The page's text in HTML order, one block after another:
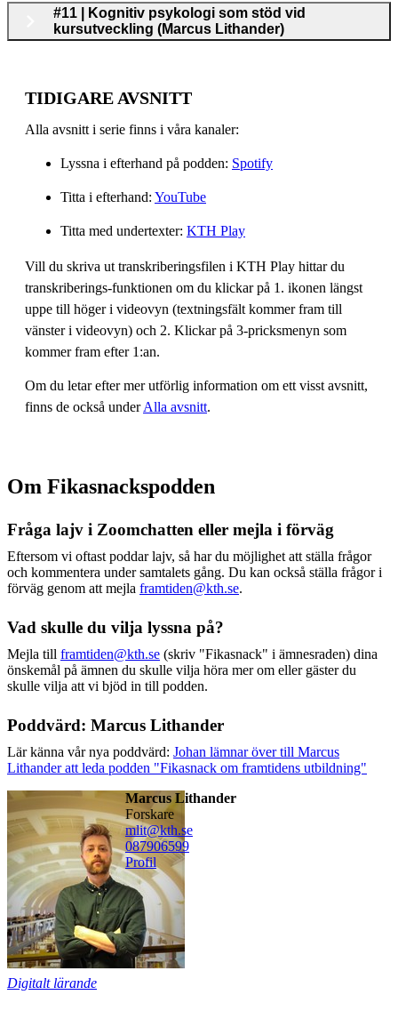
#11 | Kognitiv psykologi som stöd vid
kursutveckling (Marcus Lithander)
TIDIGARE AVSNITT
Alla avsnitt i serie finns i våra kanaler:
Lyssna i efterhand på podden: Spotify
Titta i efterhand: YouTube
Titta med undertexter: KTH Play
Vill du skriva ut transkriberingsfilen i KTH Play hittar du
transkriberings-funktionen om du klickar på 1. ikonen längst
uppe till höger i videovyn (textningsfält kommer fram till
vänster i videovyn) och 2. Klickar på 3-pricksmenyn som
kommer fram efter 1:an.
Om du letar efter mer utförlig information om ett visst avsnitt,
finns de också underAlla avsnitt.
Om Fikasnackspodden
Fråga lajv i Zoomchatten eller mejla i förväg
Eftersom vi oftast poddar lajv, så har du möjlighet att ställa frågor
och kommentera under samtalets gång. Du kan också ställa frågor i
förväg genom att mejla framtiden@kth.se.
Vad skulle du vilja lyssna på?
Mejla till framtiden@kth.se (skriv "Fikasnack" i ämnesraden) dina
önskemål på ämnen du skulle vilja höra mer om eller gäster du
skulle vilja att vi bjöd in till podden.
Poddvärd: Marcus Lithander
Lär känna vår nya poddvärd: Johan lämnar över till Marcus
Lithander att leda podden "Fikasnack om framtidens utbildning"
Marcus Lithander
forskare
mlit@kth.se
087906599
Profil
Digitalt lärande